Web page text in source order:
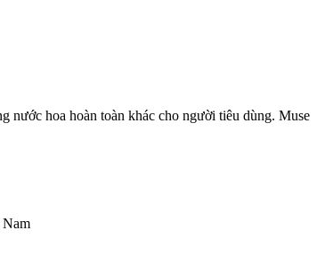
nước hoa hoàn toàn khác cho người tiêu dùng. Muse